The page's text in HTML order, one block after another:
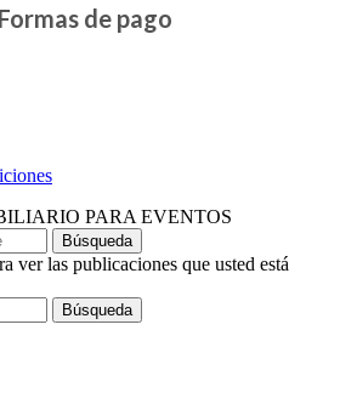
Formas de pago
PARA EVENTOS
Búsqueda
ver las publicaciones que usted está
Búsqueda